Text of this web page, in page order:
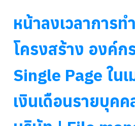
หน้าลงเวลาการ
โครงสร้าง องค์
Single Page ใน
เงินเดือนรายบุค